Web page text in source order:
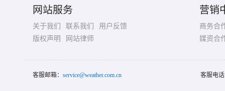
网站服务
关于我们 联系我们
用户反馈
版权声明
网站律师
营销
商务合
媒资合
客服邮箱： service@weather.com.cn 客服电